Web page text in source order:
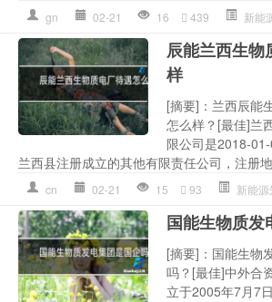
gn 02-21 16 439 新能
辰能兰西生物
样
[摘要]：兰西辰能
怎么样？[最佳]兰
限公司是2018-
兰西县注册成立的其他有限责任公司，注册
cn 02-21 15 93 新能源
国能生物质发
[摘要]：国能生物
吗？[最佳]中外合
立于2005年7月7